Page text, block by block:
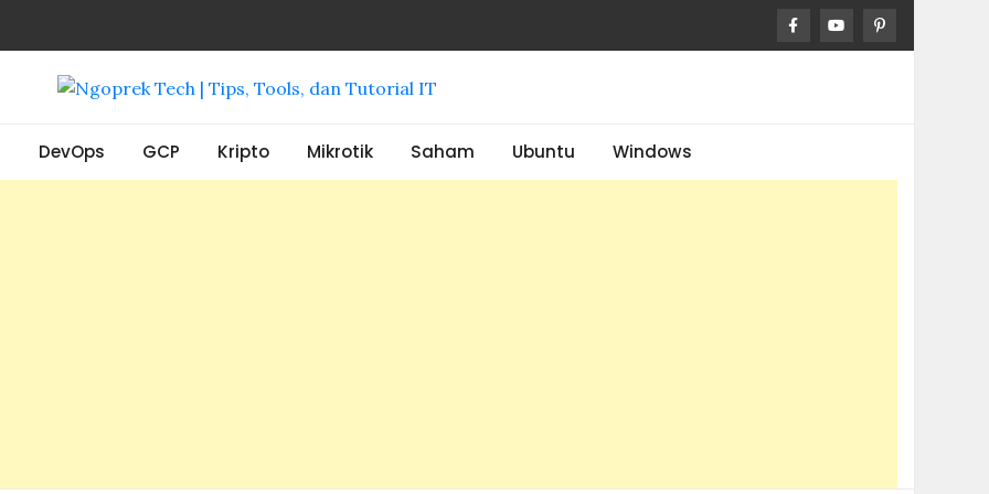
Tools, dan Tutorial IT
DevOps GCP Kripto Mikrotik Saham Ubuntu Windows